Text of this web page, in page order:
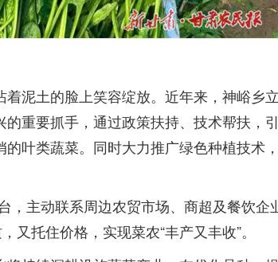
泥土的脸上笑容绽放。近年来，神峪乡
重要抓手，通过政策扶持、技术帮扶，
叶类蔬菜。同时大力推广绿色种植技术
，主动联系周边农贸市场、商超及餐饮企
又托住价格，实现菜农“丰产又丰收”。